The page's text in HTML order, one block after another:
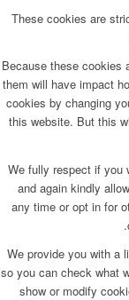
These cookies are
Because these cookies
them will have impact
cookies by changing
this website. But this
We fully respect if you
and again kindly
any time or opt in for
We provide you with a
so you can check what
show or modify